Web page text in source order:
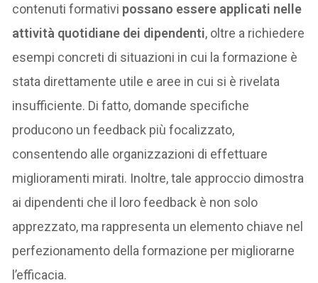
contenuti formativi possano essere applicati nelle
attività quotidiane dei dipendenti, oltre a richiedere
esempi concreti di situazioni in cui la formazione è
stata direttamente utile e aree in cui si è rivelata
insufficiente. Di fatto, domande specifiche
producono un feedback più focalizzato,
consentendo alle organizzazioni di effettuare
miglioramenti mirati. Inoltre, tale approccio dimostra
ai dipendenti che il loro feedback è non solo
apprezzato, ma rappresenta un elemento chiave nel
perfezionamento della formazione per migliorarne
l’efficacia.